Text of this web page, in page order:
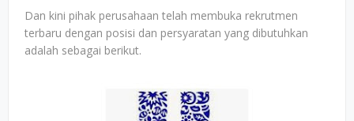
Dan kini pihak perusahaan telah membuka rekrutmen
terbaru dengan posisi dan persyaratan yang dibutuhkan
adalah sebagai berikut.